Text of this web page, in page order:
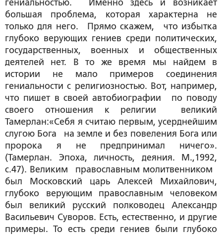
гениальностью. Именно здесь и возникает
большая проблема, которая характерна не
только для него. Прямо скажем, что избытка
глубоко верующих гениев среди политических,
государственных, военных и общественных
деятелей нет. В то же время мы найдем в
истории не мало примеров соединения
гениальности с религиозностью. Вот, например,
что пишет в своей автобиографии по поводу
своего отношения к религии великий
Тамерлан:«Себя я считаю первым, усерднейшим
слугою Бога на земле и без повеления Бога или
пророка я не предпринимал ничего».
(Тамерлан. Эпоха, личность, деяния. М.,1992,
с.47). Великим православным молитвенником
был Московский царь Алексей Михайлович,
глубоко верующим православным человеком
был великий русский полководец Александр
Васильевич Суворов. Есть, естественно, и другие
примеры. То есть среди гениев были глубоко